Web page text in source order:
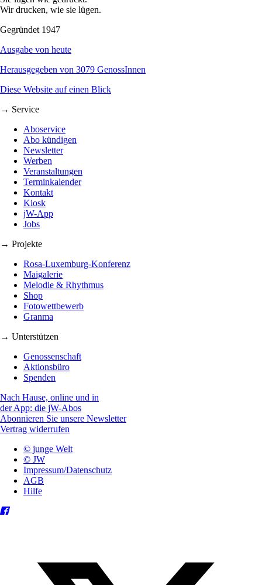
Wir drucken, wie sie lügen.
Gegründet 1947
Ausgabe von heute
Herausgegeben von 3079 GenossInnen
Diese Website auf einen Blick
→ Service
Aboservice
Abo kündigen
Newsletter
Werben
Veranstaltungen
Terminkalender
Kontakt
Kiosk
jW-App
Jobs
→ Projekte
Rosa-Luxemburg-Konferenz
Maigalerie
Melodie & Rhythmus
Shop
Fotowettbewerb
Granma
→ Unterstützen
Genossenschaft
Aktionsbüro
Spenden
Nach Hause, online und in
der App: die jW-Abos
Abonnieren Sie unsere Newsletter
Vertrag widerrufen
© junge Welt
© JW
Impressum/Datenschutz
AGB
Hilfe